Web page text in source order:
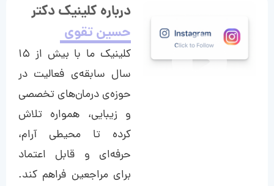
درباره کلینیک دکتر
حسین تقوی
کلینیک ما با بیش از ۱۵
سال سابقه‌ی فعالیت در
حوزه‌ی درمان‌های تخصصی
و زیبایی، همواره تلاش
کرده تا محیطی آرام،
حرفه‌ای و قابل اعتماد
برای مراجعین فراهم کند.